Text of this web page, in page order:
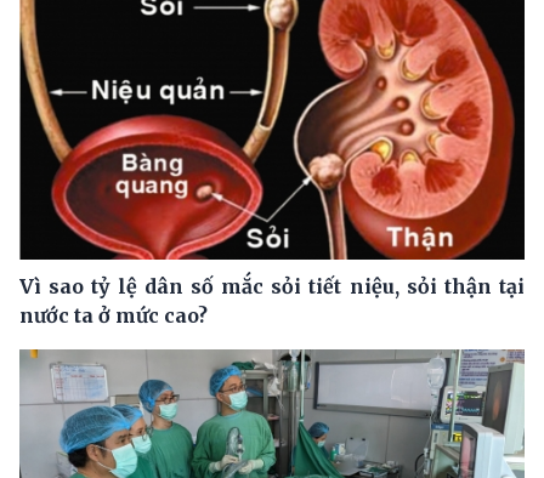
Vì sao tỷ lệ dân số mắc sỏi tiết niệu, sỏi thận tại
nước ta ở mức cao?